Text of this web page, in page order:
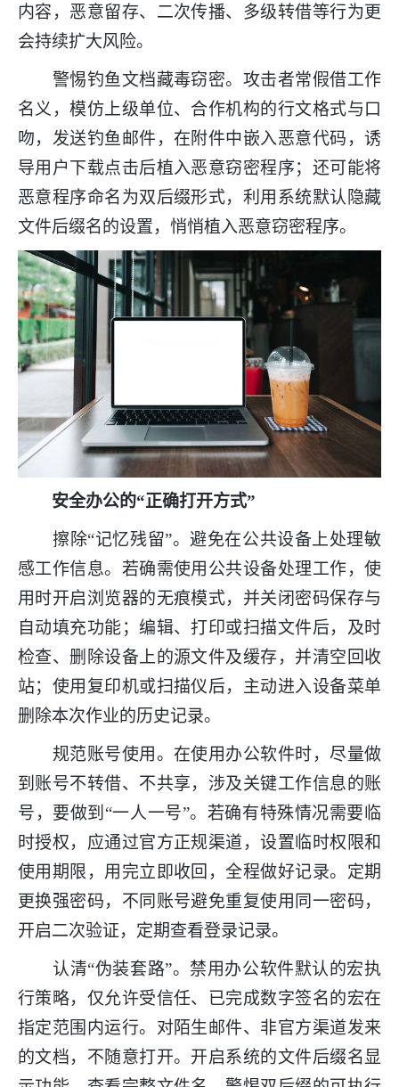
内容，恶意留存、二次传播、多级转借等行为更
会持续扩大风险。
警惕钓鱼文档藏毒窃密。攻击者常假借工作
名义，模仿上级单位、合作机构的行文格式与口
吻，发送钓鱼邮件，在附件中嵌入恶意代码，诱
导用户下载点击后植入恶意窃密程序；还可能将
恶意程序命名为双后缀形式，利用系统默认隐藏
文件后缀名的设置，悄悄植入恶意窃密程序。
安全办公的“正确打开方式”
擦除“记忆残留”。避免在公共设备上处理敏
感工作信息。若确需使用公共设备处理工作，使
用时开启浏览器的无痕模式，并关闭密码保存与
自动填充功能；编辑、打印或扫描文件后，及时
检查、删除设备上的源文件及缓存，并清空回收
站；使用复印机或扫描仪后，主动进入设备菜单
删除本次作业的历史记录。
规范账号使用。在使用办公软件时，尽量做
到账号不转借、不共享，涉及关键工作信息的账
号，要做到“一人一号”。若确有特殊情况需要临
时授权，应通过官方正规渠道，设置临时权限和
使用期限，用完立即收回，全程做好记录。定期
更换强密码，不同账号避免重复使用同一密码，
开启二次验证，定期查看登录记录。
认清“伪装套路”。禁用办公软件默认的宏执
行策略，仅允许受信任、已完成数字签名的宏在
指定范围内运行。对陌生邮件、非官方渠道发来
的文档，不随意打开。开启系统的文件后缀名显